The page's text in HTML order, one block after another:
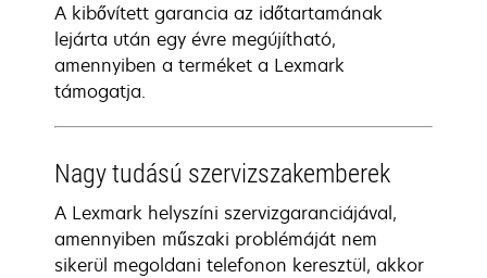
A kibővített garancia az időtartamának
lejárta után egy évre megújítható,
amennyiben a terméket a Lexmark
támogatja.
Nagy tudású szervizszakemberek
A Lexmark helyszíni szervizgaranciájával,
amennyiben műszaki problémáját nem
sikerül megoldani telefonon keresztül, akkor